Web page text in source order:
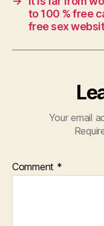
to 100 % free
free sex
Your email
Comment *